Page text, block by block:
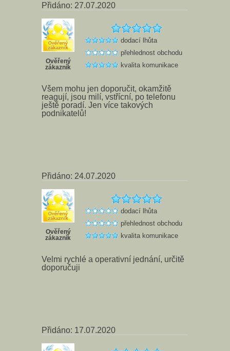
Přidáno: 27.07.2020
Ověřený
zákazník
dodací lhůta
přehlednost obchodu
kvalita komunikace
Všem mohu jen doporučit, okamžitě
reagují, jsou milí, vstřícní, po telefonu
ještě poradí. Jen více takových
podnikatelů!
Přidáno: 24.07.2020
Ověřený
zákazník
dodací lhůta
přehlednost obchodu
kvalita komunikace
Velmi rychlé a operativní jednání, určitě
doporučuji
Přidáno: 17.07.2020